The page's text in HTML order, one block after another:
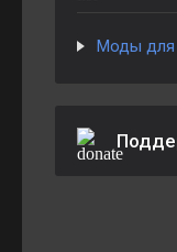
Моды для